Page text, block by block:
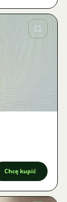
Chcę kupić